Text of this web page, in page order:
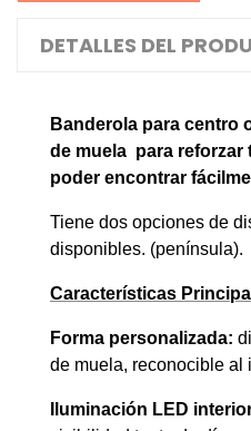
DETALLES DEL
Banderola para centro
de muela para reforzar
poder encontrar
Tiene dos opciones de
disponibles. (península).
Características
Forma personalizada:
de muela, reconocible al
Iluminación LED